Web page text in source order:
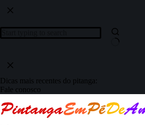
Dicas mais recentes do pitanga:
Fale conosco